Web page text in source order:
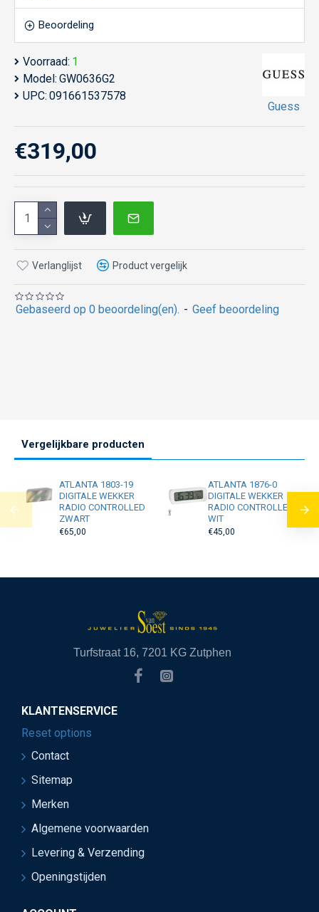
Beoordeling
Voorraad: 1
Model: GW0636G2
UPC: 091661537578
Guess
Gebaseerd op 0 beoordeling(en). - Geef beoordeling
€319,00
Verlanglijst Product vergelijk
Vergelijkbare producten
ATLANTA 1803-19
DIGITALE WEKKER
RADIO CONTROLLED
ZWART
€65,00
ATLANTA 1876-0
DIGITALE WEKKER
RADIO CONTROLLED
WIT
€45,00
Turfstraat 16, 7201 KG Zutphen
KLANTENSERVICE
Reset options
Contact
Sitemap
Merken
Algemene voorwaarden
Levering & Verzending
Openingstijden